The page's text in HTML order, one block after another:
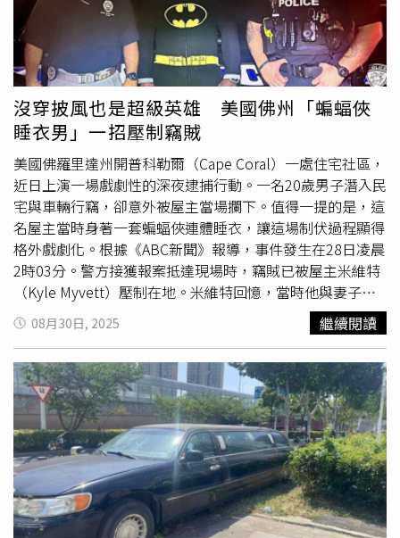
沒穿披風也是超級英雄 美國佛州「蝙蝠俠
睡衣男」一招壓制竊賊
美國佛羅里達州開普科勒爾（Cape Coral）一處住宅社區，
近日上演一場戲劇性的深夜逮捕行動。一名20歲男子潛入民
宅與車輛行竊，卻意外被屋主當場攔下。值得一提的是，這
名屋主當時身著一套蝙蝠俠連體睡衣，讓這場制伏過程顯得
格外戲劇化。根據《ABC新聞》報導，事件發生在28日凌晨
2時03分。警方接獲報案抵達現場時，竊賊已被屋主米維特
（Kyle Myvett）壓制在地。米維特回憶，當時他與妻子正
在睡夢中，突然聽見監視系統發出警示聲。妻子立刻將他叫
醒，他沒有更換衣物，就直接披著蝙蝠俠睡衣走出門查看。
米維特說，最初他發現嫌犯正在翻找自己的卡車，不久後又
見到對方闖進鄰居的車庫。為避免打草驚蛇，他悄悄靠近，
直接從背後抓住嫌犯的襯衫與手腕，並告訴對方不要掙扎。
他坦言，自己曾任職於矯正機構，熟悉如何在不造成額外衝
突的情況下控制現場，因此當下沒有慌亂。隨後他將嫌犯扣
住，直到警員趕來。警方證實，嫌犯為20歲的辛普（Justin
Schimpl），涉嫌闖入2輛車並竊走多樣財物，包括兩副市
值各300美元的雷朋（Ray-Ban）太陽眼鏡、現金、一個女
性手拿包以及逾500美元的禮品卡。辛普在接受盤問時辯稱
08月30日, 2025 繼續閱讀